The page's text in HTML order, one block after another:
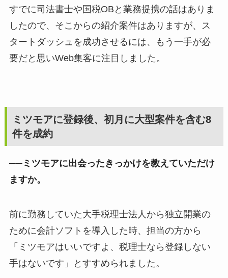
すでに司法書士や国税OBと業務提携の話はありま
したので、そこからの紹介案件はありますが、ス
タートダッシュを成功させるには、もう一手が必
要だと思いWeb集客に注目しました。
ミツモアに登録後、初月に大型案件を含む8
件を成約
──ミツモアに出会ったきっかけを教えていただけ
ますか。
前に勤務していた大手税理士法人から独立開業の
ために会計ソフトを導入した時、担当の方から
「ミツモアはいいですよ、税理士なら登録しない
手はないです」とすすめられました。